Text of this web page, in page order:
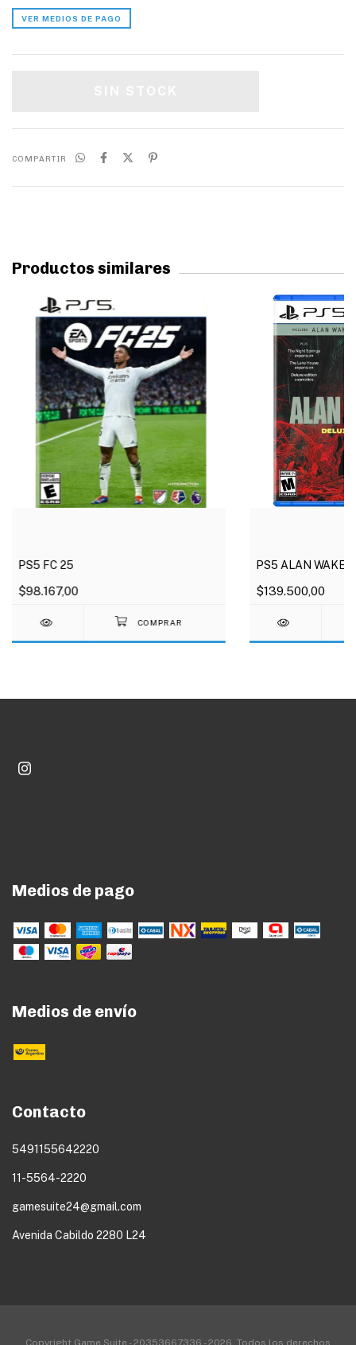
VER MEDIOS DE PAGO
COMPARTIR
Productos similares
PS5 FC 25
$98.167,00
PS5 ALAN WAKE
$139.500,00
Medios de pago
Medios de envío
Contacto
5491155642220
11-5564-2220
gamesuite24@gmail.com
Avenida Cabildo 2280 L24
Copyright Game Suite - 20353667336 - 2026. Todos los derechos